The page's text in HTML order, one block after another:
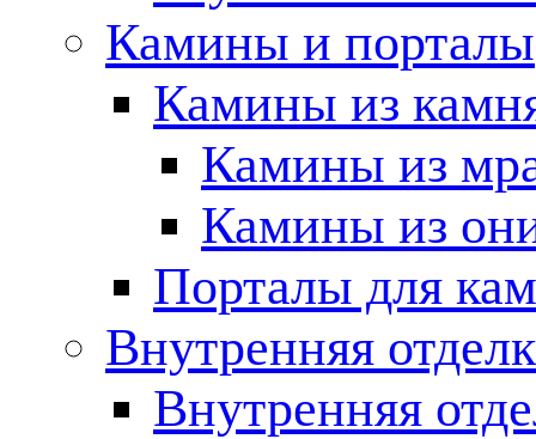
Камины и порталы
Камины из
Камины из
Камины из
Порталы для
Внутренняя
Внутренняя